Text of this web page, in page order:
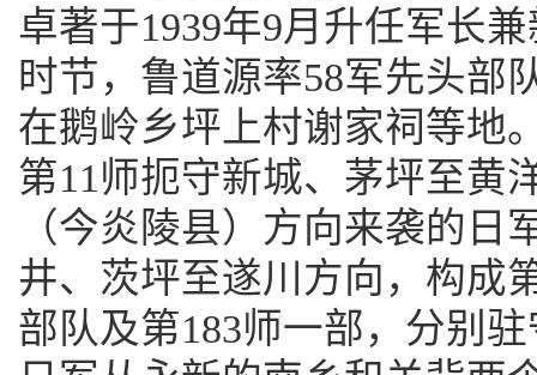
卓著于1939年9月升任军长
时节，鲁道源率58军先头部
在鹅岭乡坪上村谢家祠等地
第11师扼守新城、茅坪至黄
（今炎陵县）方向来袭的日
井、茨坪至遂川方向，构成
部队及第183师一部，分别